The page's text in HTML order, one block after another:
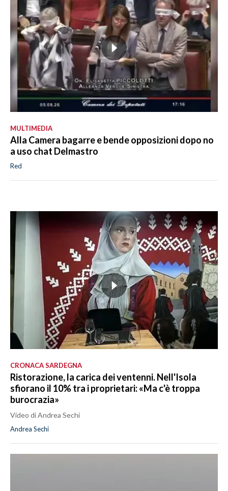
MULTIMEDIA
Alla Camera bagarre e bende opposizioni dopo no
a uso chat Delmastro
Red
CRONACA SARDEGNA
Ristorazione, la carica dei ventenni. Nell'Isola
sfiorano il 10% tra i proprietari: «Ma c'è troppa
burocrazia»
Video di Andrea Sechi
Andrea Sechi